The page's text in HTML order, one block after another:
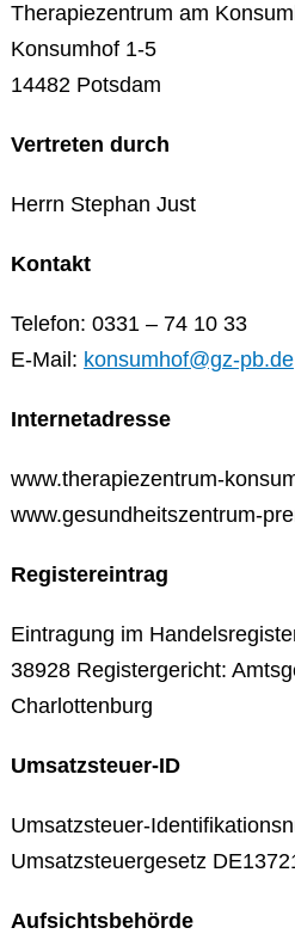
Therapiezentrum am
Konsumhof 1-5
14482 Potsdam
Vertreten durch
Herrn Stephan Just
Kontakt
Telefon: 0331 – 74 10 33
E-Mail: konsumhof@gz-pb.de
Internetadresse
www.therapiezentrum-
www.gesundheitszentrum-
Registereintrag
Eintragung im
38928 Registergericht:
Charlottenburg
Umsatzsteuer-ID
Umsatzsteuer-
Umsatzsteuergesetz
Aufsichtsbehörde